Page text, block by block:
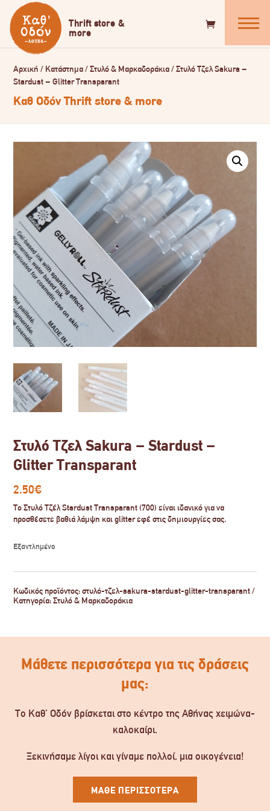
Αρχική / Κατάστημα/Στυλό & Μαρκαδοράκια/Στυλό Τζελ Sakura –
Stardust – Glitter Transparant
Καθ Οδόν Thrift store & more
Στυλό Τζελ Sakura – Stardust –
Glitter Transparant
2.50€
Το Στυλό Τζέλ Stardust Transparant (700) είναι ιδανικό για να
προσθέσετε βαθιά λάμψη και glitter εφέ στις δημιουργίες σας.
Εξαντλημένο
Κωδικός προϊόντος:στυλό-τζελ-sakura-stardust-glitter-transparant
Κατηγορία:Στυλό & Μαρκαδοράκια
Μάθετε περισσότερα για τις δράσεις
μας:
Το Καθ’ Οδόν βρίσκεται στο κέντρο της Αθήνας χειμώνα-
καλοκαίρι.
Ξεκινήσαμε λίγοι και γίναμε πολλοί, μια οικογένεια!
ΜΑΘΕ ΠΕΡΙΣΣΟΤΕΡΑ